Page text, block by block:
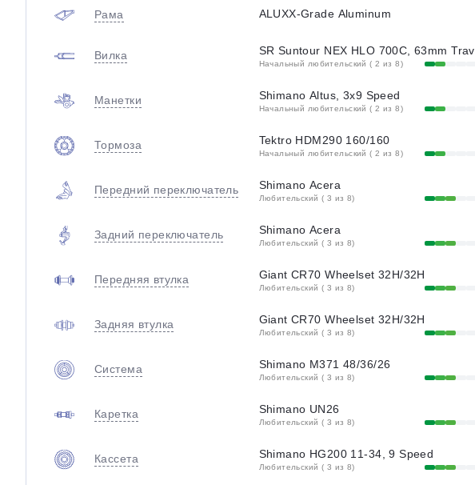
Рама ALUXX-Grade Aluminum
Вилка SR Suntour NEX HLO 700C, 63mm
Начальный любительский ( 2 из 8)
Манетки Shimano Altus, 3x9 Speed
Начальный любительский ( 2 из 8)
Тормоза Tektro HDM290 160/160
Начальный любительский ( 2 из 8)
Передний переключатель Shimano Acera
Любительский ( 3 из 8)
Задний переключатель Shimano Acera
Любительский ( 3 из 8)
Передняя втулка Giant CR70 Wheelset 32H/32H
Любительский ( 3 из 8)
Задняя втулка Giant CR70 Wheelset 32H/32H
Любительский ( 3 из 8)
Система Shimano M371 48/36/26
Любительский ( 3 из 8)
Каретка Shimano UN26
Любительский ( 3 из 8)
Кассета Shimano HG200 11-34, 9 Speed
Любительский ( 3 из 8)